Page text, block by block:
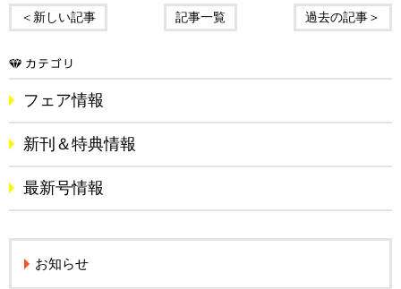
＜新しい記事 過去の記事＞
記事一覧
フェア情報
新刊＆特典情報
最新号情報
お知らせ